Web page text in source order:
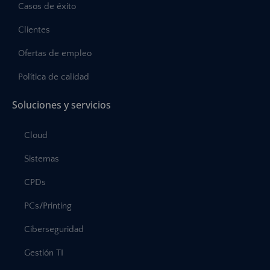
Casos de éxito
Clientes
Ofertas de empleo
Política de calidad
Soluciones y servicios
Cloud
Sistemas
CPDs
PCs/Printing
Ciberseguridad
Gestión TI